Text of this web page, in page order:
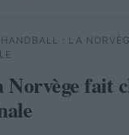
HANDBALL : LA
Norvège fait